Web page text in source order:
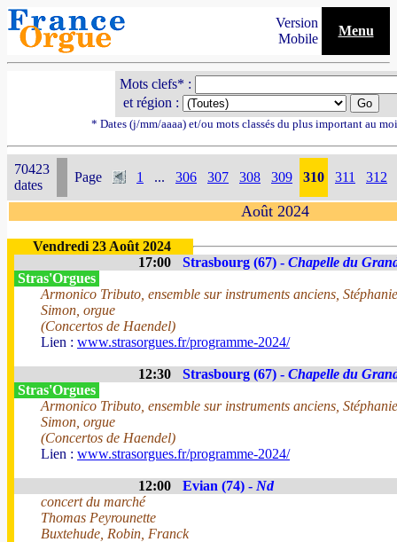
Version
Mobile
Menu
Mots clefs* :
et région :
* Dates (j/mm/aaaa) et/ou mots classés du plus important au
70423
dates
Page 1 ... 306 307 308 309 310 311 312
Août 2024
Vendredi 23 Août 2024
17:00
Strasbourg (67) - Chapelle du
Stras'Orgues
Armonico Tributo, ensemble sur instruments anciens,
Simon, orgue
(Concertos de Haendel)
Lien : www.strasorgues.fr/programme-2024/
12:30 Strasbourg (67) - Chapelle du
Stras'Orgues
Armonico Tributo, ensemble sur instruments anciens,
Simon, orgue
(Concertos de Haendel)
Lien : www.strasorgues.fr/programme-2024/
12:00 Evian (74) - Nd
concert du marché
Thomas Peyrounette
Buxtehude, Robin, Franck